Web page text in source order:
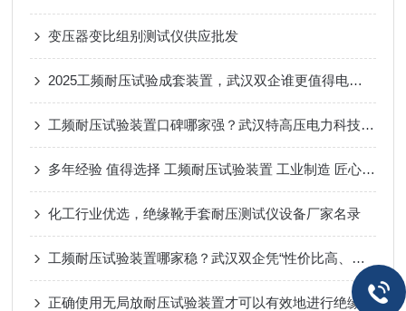
变压器变比组别测试仪供应批发
2025工频耐压试验成套装置，武汉双企谁更值得电力用户托付？
工频耐压试验装置口碑哪家强？武汉特高压电力科技用户反馈持续走高！
多年经验 值得选择 工频耐压试验装置 工业制造 匠心打造
化工行业优选，绝缘靴手套耐压测试仪设备厂家名录
工频耐压试验装置哪家稳？武汉双企凭“性价比高、故障率低”赢得口碑
正确使用无局放耐压试验装置才可以有效地进行绝缘元件的测试